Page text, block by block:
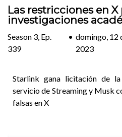
Las restricciones en
investigaciones
Season 3 Ep.
339
• domingo, 12
2023
Starlink gana licitación de
servicio de Streaming y Musk
falsas en X